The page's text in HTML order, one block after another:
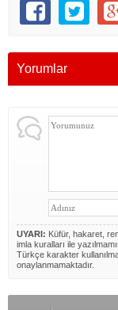
Yorumlar
UYARI: Küfür, hakaret,
imla kuralları ile
Türkçe karakter
onaylanmamaktadır.